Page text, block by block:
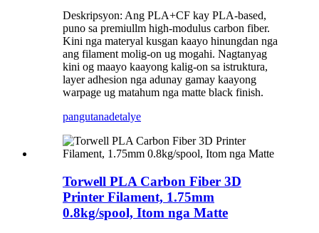
Deskripsyon: Ang PLA+CF kay PLA-based,
puno sa premiullm high-modulus carbon fiber.
Kini nga materyal kusgan kaayo hinungdan nga
ang filament molig-on ug mogahi. Nagtanyag
kini og maayo kaayong kalig-on sa istruktura,
layer adhesion nga adunay gamay kaayong
warpage ug matahum nga matte black finish.
pangutanadetalye
Torwell PLA Carbon Fiber 3D
Printer Filament, 1.75mm
0.8kg/spool, Itom nga Matte